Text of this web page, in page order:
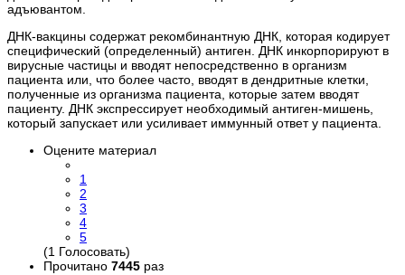
адъювантом.
ДНК-вакцины содержат рекомбинантную ДНК, которая кодирует
специфический (определенный) антиген. ДНК инкорпорируют в
вирусные частицы и вводят непосредственно в организм
пациента или, что более часто, вводят в дендритные клетки,
полученные из организма пациента, которые затем вводят
пациенту. ДНК экспрессирует необходимый антиген-мишень,
который запускает или усиливает иммунный ответ у пациента.
Оцените материал
1
2
3
4
5
(1 Голосовать)
Прочитано 7445 раз